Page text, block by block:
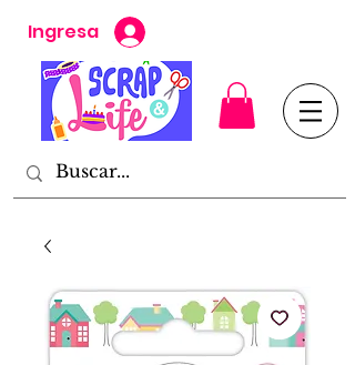
Ingresa